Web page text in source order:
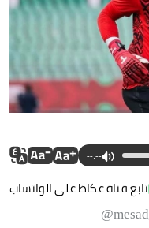
--:--
تابع قناة عكاظ على الواتساب